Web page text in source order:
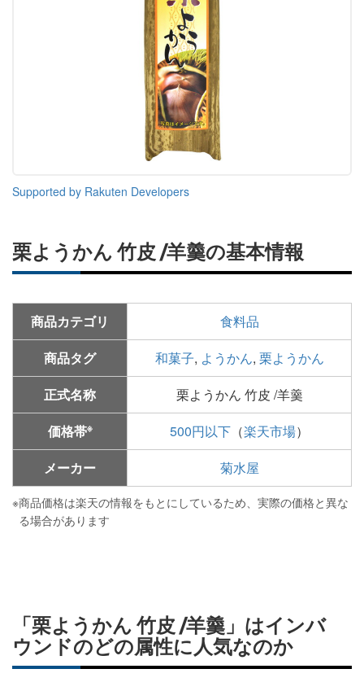
Supported by Rakuten Developers
栗ようかん 竹皮 /羊羹の基本情報
商品カテゴリ
食料品
商品タグ
和菓子, ようかん, 栗ようかん
正式名称
栗ようかん 竹皮 /羊羹
価格帯※ 500円以下 （楽天市場）
メーカー
菊水屋
※商品価格は楽天の情報をもとにしているため、実際の価格と異な
る場合があります
「栗ようかん 竹皮 /羊羹」はインバ
ウンドのどの属性に人気なのか